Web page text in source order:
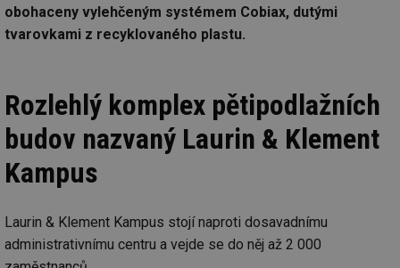
obohaceny vylehčeným systémem Cobiax, dutými
tvarovkami z recyklovaného plastu.
Rozlehlý komplex pětipodlažních
budov nazvaný Laurin & Klement
Kampus
Laurin & Klement Kampus stojí naproti dosavadnímu
administrativnímu centru a vejde se do něj až 2 000